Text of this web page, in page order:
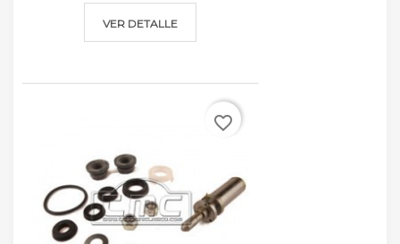
VER DETALLE
favorite_border